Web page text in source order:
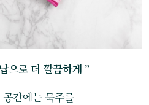
으로 더 깔끔하게 ”
간에는 묵주를